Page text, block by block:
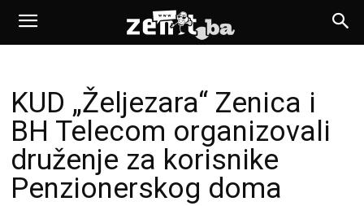
KUD „Željezara“ Zenica i
BH Telecom organizovali
druženje za korisnike
Penzionerskog doma